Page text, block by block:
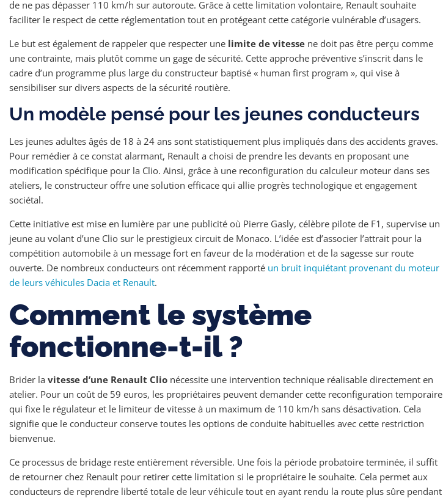
de ne pas dépasser 110 km/h sur autoroute. Grâce à cette limitation volontaire, Renault souhaite
faciliter le respect de cette réglementation tout en protégeant cette catégorie vulnérable d’usagers.
Le but est également de rappeler que respecter une limite de vitesse ne doit pas être perçu comme
une contrainte, mais plutôt comme un gage de sécurité. Cette approche préventive s’inscrit dans le
cadre d’un programme plus large du constructeur baptisé « human first program », qui vise à
sensibiliser sur divers aspects de la sécurité routière.
Un modèle pensé pour les jeunes conducteurs
Les jeunes adultes âgés de 18 à 24 ans sont statistiquement plus impliqués dans des accidents graves.
Pour remédier à ce constat alarmant, Renault a choisi de prendre les devants en proposant une
modification spécifique pour la Clio. Ainsi, grâce à une reconfiguration du calculeur moteur dans ses
ateliers, le constructeur offre une solution efficace qui allie progrès technologique et engagement
sociétal.
Cette initiative est mise en lumière par une publicité où Pierre Gasly, célèbre pilote de F1, supervise un
jeune au volant d’une Clio sur le prestigieux circuit de Monaco. L’idée est d’associer l’attrait pour la
compétition automobile à un message fort en faveur de la modération et de la sagesse sur route
ouverte. De nombreux conducteurs ont récemment rapporté un bruit inquiétant provenant du moteur
de leurs véhicules Dacia et Renault.
Comment le système
fonctionne-t-il ?
Brider la vitesse d’une Renault Clio nécessite une intervention technique réalisable directement en
atelier. Pour un coût de 59 euros, les propriétaires peuvent demander cette reconfiguration temporaire
qui fixe le régulateur et le limiteur de vitesse à un maximum de 110 km/h sans désactivation. Cela
signifie que le conducteur conserve toutes les options de conduite habituelles avec cette restriction
bienvenue.
Ce processus de bridage reste entièrement réversible. Une fois la période probatoire terminée, il suffit
de retourner chez Renault pour retirer cette limitation si le propriétaire le souhaite. Cela permet aux
conducteurs de reprendre liberté totale de leur véhicule tout en ayant rendu la route plus sûre pendant